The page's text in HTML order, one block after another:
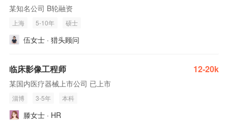
某知名公司 B轮融资
上海 5-10年 硕士
伍女士 · 猎头顾问
临床影像工程师 12-20k
某国内医疗器械上市公司 已上市
淄博 3-5年 本科
滕女士 · HR